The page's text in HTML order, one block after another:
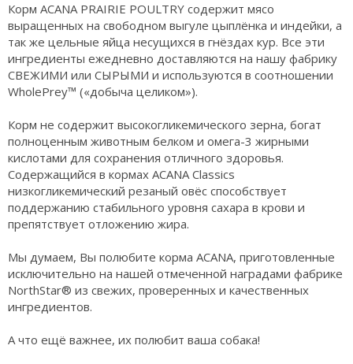
Корм ACANA PRAIRIE POULTRY содержит мясо
выращенных на свободном выгуле цыплёнка и индейки, а
так же цельные яйца несущихся в гнёздах кур. Все эти
ингредиенты ежедневно доставляются на нашу фабрику
СВЕЖИМИ или СЫРЫМИ и используются в соотношении
WholePrey™ («добыча целиком»).
Корм не содержит высокогликемического зерна, богат
полноценным животным белком и омега-3 жирными
кислотами для сохранения отличного здоровья.
Содержащийся в кормах ACANA Classics
низкогликемический резаный овёс способствует
поддержанию стабильного уровня сахара в крови и
препятствует отложению жира.
Мы думаем, Вы полюбите корма ACANA, приготовленные
исключительно на нашей отмеченной наградами фабрике
NorthStar® из свежих, проверенных и качественных
ингредиентов.
А что ещё важнее, их полюбит ваша собака!